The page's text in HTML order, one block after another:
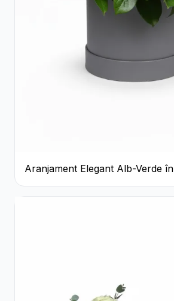
Aranjament Elegant Alb-Verde în
Cutie Gri